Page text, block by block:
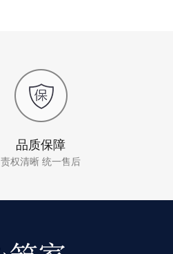
品质保障
责权清晰 统一售后